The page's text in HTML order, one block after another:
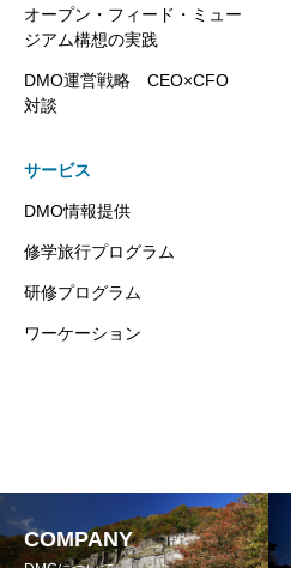
オープン・フィード・ミュー
ジアム構想の実践
DMO運営戦略 CEO×CFO
対談
サービス
DMO情報提供
修学旅行プログラム
研修プログラム
ワーケーション
COMPANY